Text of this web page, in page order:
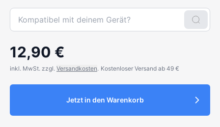
12,90 €
inkl. MwSt. zzgl. Versandkosten. Kostenloser Versand ab 49 €
Jetzt in den Warenkorb